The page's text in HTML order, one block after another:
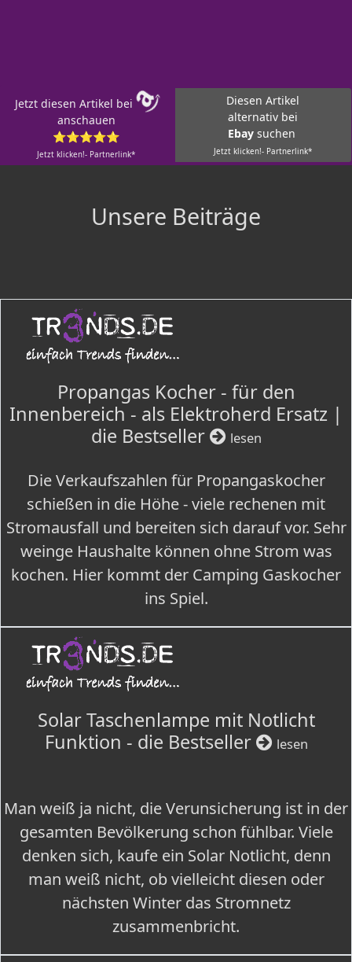
Jetzt diesen Artikel bei
anschauen
⭐⭐⭐⭐⭐
Jetzt klicken!- Partnerlink*
Diesen Artikel
alternativ bei
Ebay suchen
Jetzt klicken!- Partnerlink*
Unsere Beiträge
Propangas Kocher - für den
Innenbereich - als Elektroherd Ersatz |
die Bestseller
lesen
Die Verkaufszahlen für Propangaskocher
schießen in die Höhe - viele rechenen mit
Stromausfall und bereiten sich darauf vor. Sehr
weinge Haushalte können ohne Strom was
kochen. Hier kommt der Camping Gaskocher
ins Spiel.
Solar Taschenlampe mit Notlicht
Funktion - die Bestseller
lesen
Man weiß ja nicht, die Verunsicherung ist in der
gesamten Bevölkerung schon fühlbar. Viele
denken sich, kaufe ein Solar Notlicht, denn
man weiß nicht, ob vielleicht diesen oder
nächsten Winter das Stromnetz
zusammenbricht.